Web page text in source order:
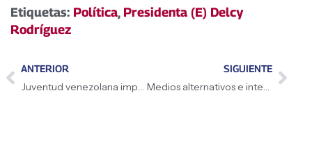
Etiquetas: Política, Presidenta (E) Delcy
Rodríguez
ANTERIOR
Juventud venezolana impulsa la soberanía tecnológica en la Expo Feria UNES Innova 2026
SIGUIENTE
Medios alternativos e internacionales consolidan alianzas desde la parroquia Macarao